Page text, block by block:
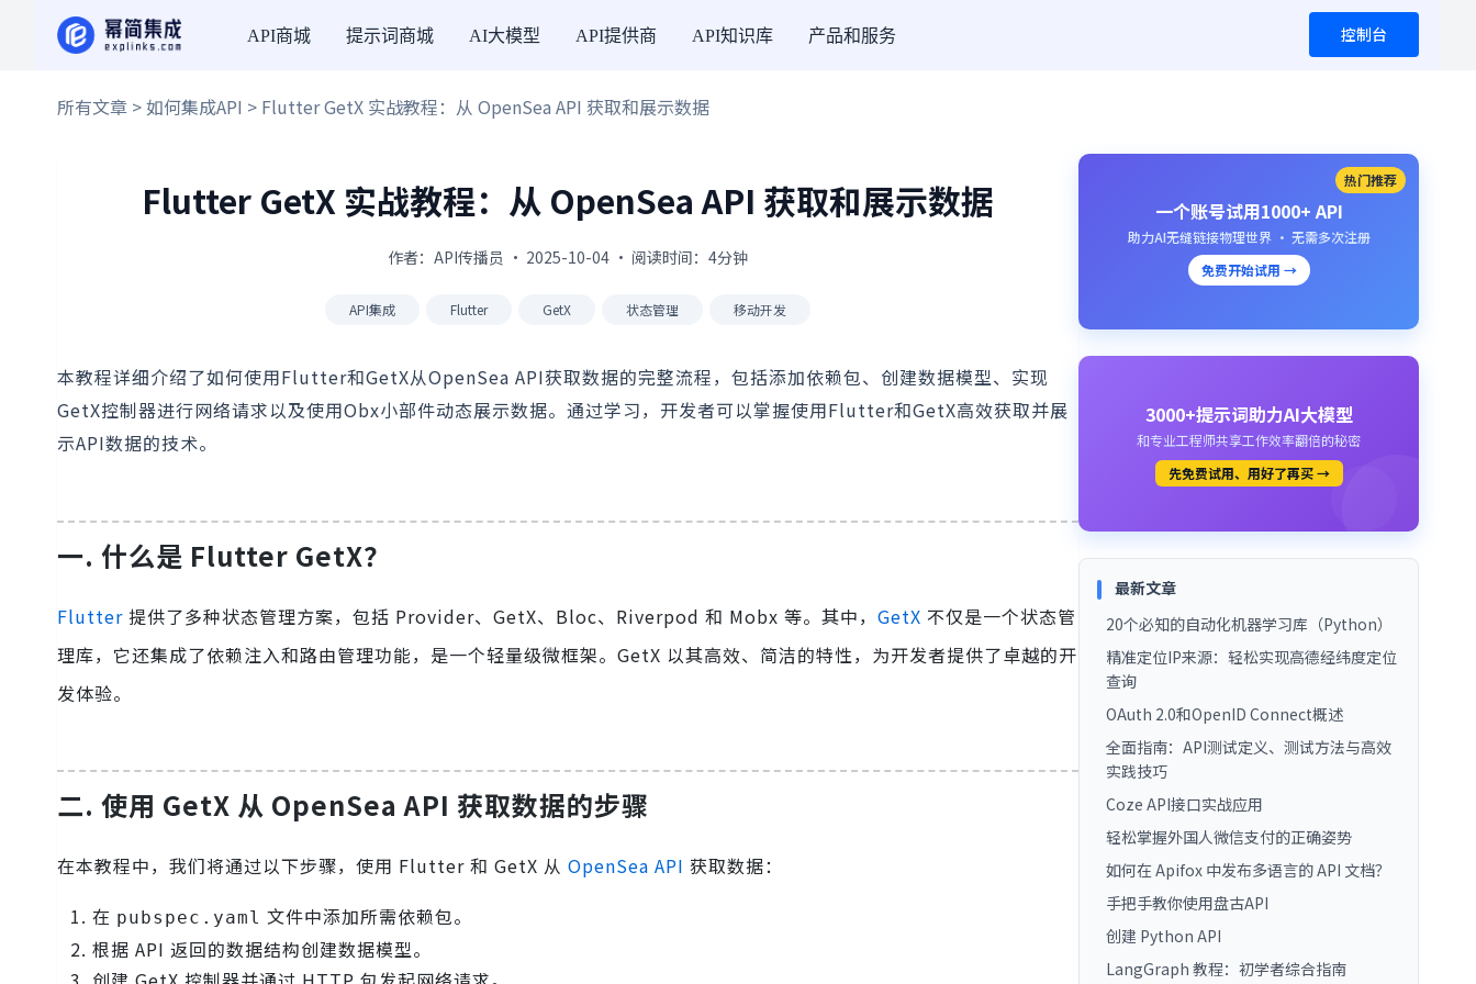
API商城 提示词商城 AI大模型 API提供商 API知识库 产品和服务 控制台
所有文章 >如何集成API > Flutter GetX 实战教程：从 OpenSea API 获取和展示数据
Flutter GetX 实战教程：从 OpenSea API 获取和展示数据
作者：API传播员 · 2025-10-04 · 阅读时间：4分钟
API集成 Flutter GetX 状态管理 移动开发
本教程详细介绍了如何使用Flutter和GetX从OpenSea API获取数据的完整流程，包括添加依赖包、创建数据模型、实现
GetX控制器进行网络请求以及使用Obx小部件动态展示数据。通过学习，开发者可以掌握使用Flutter和GetX高效获取并展
示API数据的技术。
一. 什么是 Flutter GetX？
Flutter 提供了多种状态管理方案，包括 Provider、GetX、Bloc、Riverpod 和 Mobx 等。其中， GetX 不仅是一个状态管
理库，它还集成了依赖注入和路由管理功能，是一个轻量级微框架。GetX 以其高效、简洁的特性，为开发者提供了卓越的开
发体验。
二. 使用 GetX 从 OpenSea API 获取数据的步骤
在本教程中，我们将通过以下步骤，使用 Flutter 和 GetX 从 OpenSea API 获取数据：
在 pubspec.yaml 文件中添加所需依赖包。
根据 API 返回的数据结构创建数据模型。
热门推荐
一个账号试用1000+ API
助力AI无缝链接物理世界 · 无需多次注册
免费开始试用 →
3000+提示词助力AI大模型
和专业工程师共享工作效率翻倍的秘密
先免费试用、用好了再买 →
最新文章
20个必知的自动化机器学习库（Python）
精准定位IP来源：轻松实现高德经纬度定位
查询
OAuth 2.0和OpenID Connect概述
全面指南：API测试定义、测试方法与高效
实践技巧
Coze API接口实战应用
轻松掌握外国人微信支付的正确姿势
如何在 Apifox 中发布多语言的 API 文档？
手把手教你使用盘古API
创建 Python API
LangGraph 教程：初学者综合指南